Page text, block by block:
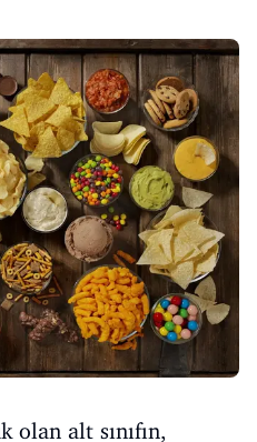
olan alt sınıfın,